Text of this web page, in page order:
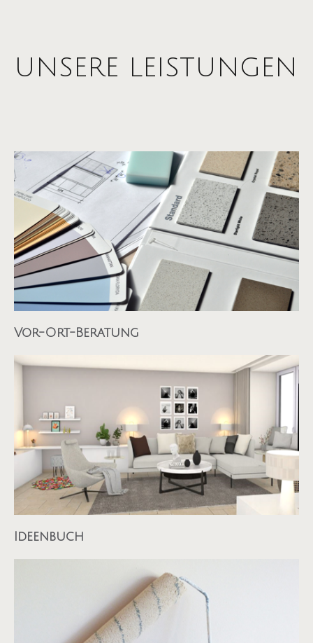
UNSERE LEISTUNGEN
Vor-Ort-Beratung
Ideenbuch